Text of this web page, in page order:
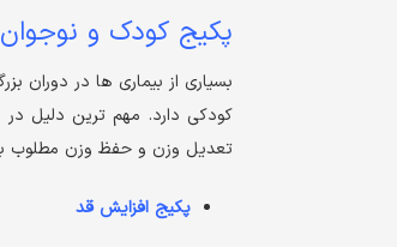
پکیج کودک و نوجوان
بسیاری از بیماری ها در دوران
کودکی دارد. مهم ترین دلیل در
تعدیل وزن و حفظ وزن مطلوب
پکیج افزایش قد